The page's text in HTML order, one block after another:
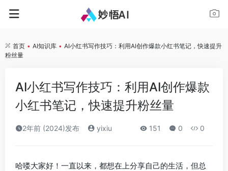
首页 • AI知识库 • AI小红书写作技巧：利用AI创作爆款小红书笔记，快速提升
粉丝量
AI小红书写作技巧：利用AI创作爆款
小红书笔记，快速提升粉丝量
2年前 (2024)发布 yixiu 151 0 0
哈喽大家好！一直以来，都想在上分享自己的生活，但总